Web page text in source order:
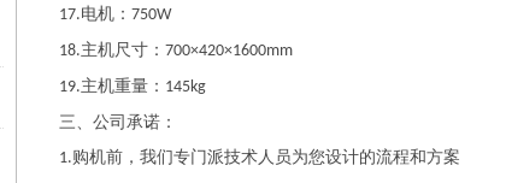
17.电机： 750W
18.主机尺寸： 700×420×1600mm
19.主机重量： 145kg
三、 公司承诺：
1.购机前，我们专门派技术人员为您设计的流程和方案